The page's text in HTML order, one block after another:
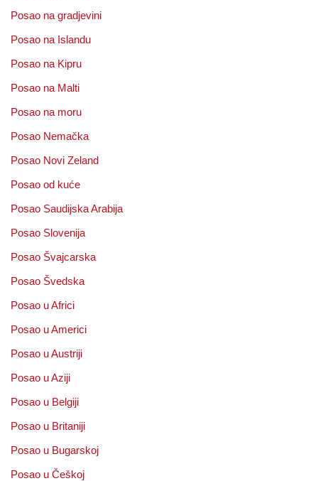
Posao na gradjevini
Posao na Islandu
Posao na Kipru
Posao na Malti
Posao na moru
Posao Nemačka
Posao Novi Zeland
Posao od kuće
Posao Saudijska Arabija
Posao Slovenija
Posao Švajcarska
Posao Švedska
Posao u Africi
Posao u Americi
Posao u Austriji
Posao u Aziji
Posao u Belgiji
Posao u Britaniji
Posao u Bugarskoj
Posao u Češkoj